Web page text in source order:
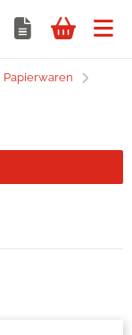
Papierwaren